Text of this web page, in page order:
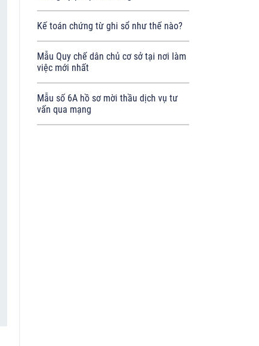
Kế toán chứng từ ghi sổ như thế nào?
Mẫu Quy chế dân chủ cơ sở tại nơi làm
việc mới nhất
Mẫu số 6A hồ sơ mời thầu dịch vụ tư
vấn qua mạng